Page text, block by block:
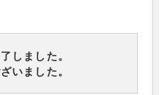
しました。
いました。